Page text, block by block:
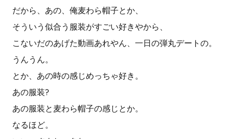
だから、あの、俺麦わら帽子とか、
そういう似合う服装がすごい好きやから、
こないだのあげた動画あれやん、一日の弾丸デートの。
うんうん。
とか、あの時の感じめっちゃ好き。
あの服装?
あの服装と麦わら帽子の感じとか。
なるほど。